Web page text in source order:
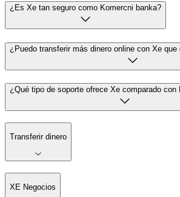
¿Es Xe tan seguro como Komercni banka?
¿Puedo transferir más dinero online con Xe
¿Qué tipo de soporte ofrece Xe comparado con
Transferir dinero
XE Negocios